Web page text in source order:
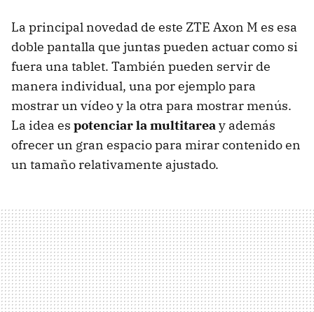
La principal novedad de este ZTE Axon M es esa
doble pantalla que juntas pueden actuar como si
fuera una tablet. También pueden servir de
manera individual, una por ejemplo para
mostrar un vídeo y la otra para mostrar menús.
La idea es potenciar la multitarea y además
ofrecer un gran espacio para mirar contenido en
un tamaño relativamente ajustado.